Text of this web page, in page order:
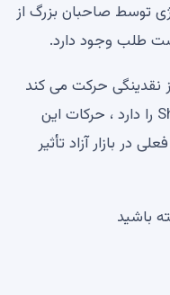
توسط صاحبان بزرگ از
طلب وجود دارد.
نقدینگی حرکت می کند
و برخی از بزرگترین کیف پول های Shib را دارد ، حرکات این
در بازار آزاد تأثیر
باشید